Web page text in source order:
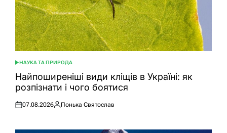
ОПУБЛІКУВАТИ
У
НАУКА ТА ПРИРОДА
Найпоширеніші види кліщів в Україні: як
розпізнати і чого боятися
Оприлюднено
07.08.2026
Опубліковано
Понька Святослав